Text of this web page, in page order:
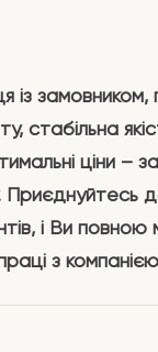
із замовником,
стабільна
ціни –
Приєднуйтесь
і Ви
з